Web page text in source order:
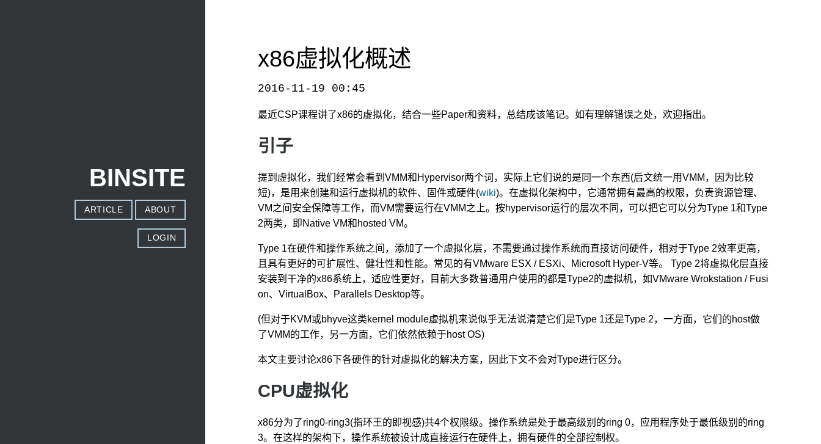
BINSITE
ARTICLE ABOUT
LOGIN
x86虚拟化概述
2016-11-19 00:45
最近CSP课程讲了x86的虚拟化，结合一些Paper和资料，总结成该笔记。如有理解错误之处，欢迎指出。
引子
提到虚拟化，我们经常会看到VMM和Hypervisor两个词，实际上它们说的是同一个东西(后文统一用VMM，因为比较
短)，是用来创建和运行虚拟机的软件、固件或硬件(wiki)。在虚拟化架构中，它通常拥有最高的权限，负责资源管理、
VM之间安全保障等工作，而VM需要运行在VMM之上。按hypervisor运行的层次不同，可以把它可以分为Type 1和Type
2两类，即Native VM和hosted VM。
Type 1在硬件和操作系统之间，添加了一个虚拟化层，不需要通过操作系统而直接访问硬件，相对于Type 2效率更高，
且具有更好的可扩展性、健壮性和性能。常见的有VMware ESX / ESXi、Microsoft Hyper-V等。 Type 2将虚拟化层直接
安装到干净的x86系统上，适应性更好，目前大多数普通用户使用的都是Type2的虚拟机，如VMware Wrokstation / Fusi
on、VirtualBox、Parallels Desktop等。
(但对于KVM或bhyve这类kernel module虚拟机来说似乎无法说清楚它们是Type 1还是Type 2，一方面，它们的host做
了VMM的工作，另一方面，它们依然依赖于host OS)
本文主要讨论x86下各硬件的针对虚拟化的解决方案，因此下文不会对Type进行区分。
CPU虚拟化
x86分为了ring0-ring3(指环王的即视感)共4个权限级。操作系统是处于最高级别的ring 0，应用程序处于最低级别的ring
3。在这样的架构下，操作系统被设计成直接运行在硬件上，拥有硬件的全部控制权。